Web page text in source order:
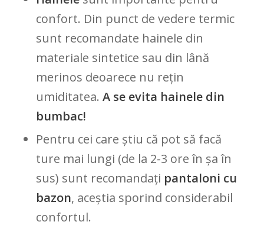
confort. Din punct de vedere termic
sunt recomandate hainele din
materiale sintetice sau din lână
merinos deoarece nu rețin
umiditatea. A se evita hainele din
bumbac!
Pentru cei care știu că pot să facă
ture mai lungi (de la 2-3 ore în șa în
sus) sunt recomandați pantaloni cu
bazon, aceștia sporind considerabil
confortul.